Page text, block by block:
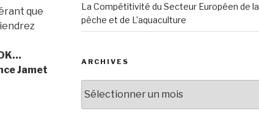
que
Jamet
La Compétitivité du Secteur Européen de la
pêche et de L’aquaculture
ARCHIVES